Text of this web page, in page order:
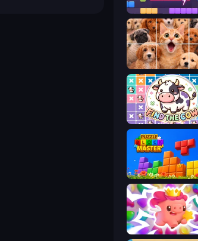
Block Champ
Jigpic Solitaire
Find The Cow
Puzzle Block
Match Arena